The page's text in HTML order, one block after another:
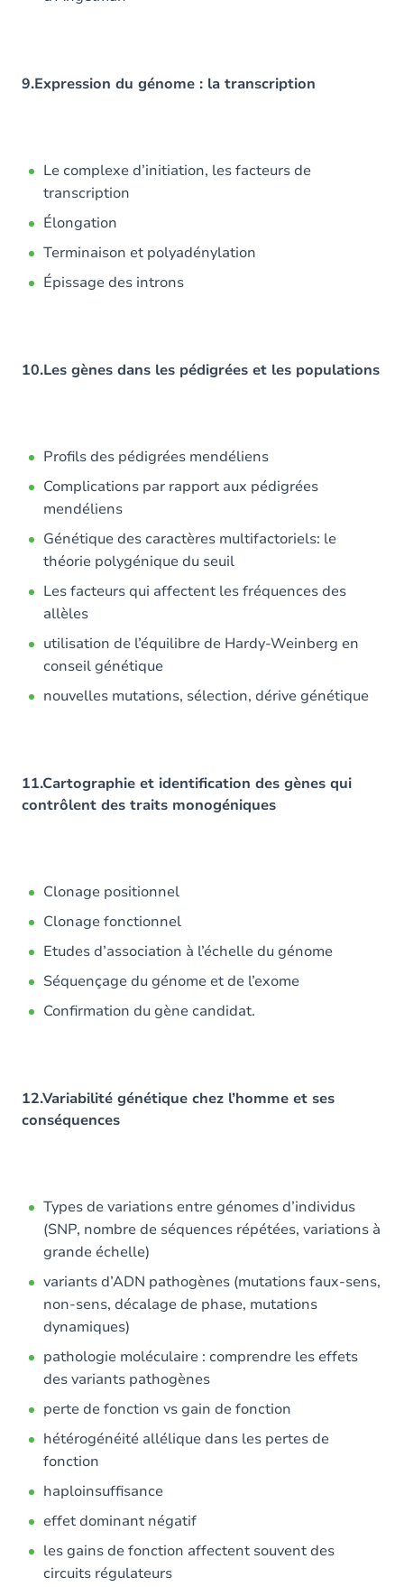
9.Expression du génome : la transcription
Le complexe d’initiation, les facteurs de
transcription
Élongation
Terminaison et polyadénylation
Épissage des introns
10.Les gènes dans les pédigrées et les populations
Profils des pédigrées mendéliens
Complications par rapport aux pédigrées
mendéliens
Génétique des caractères multifactoriels: le
théorie polygénique du seuil
Les facteurs qui affectent les fréquences des
allèles
utilisation de l’équilibre de Hardy-Weinberg en
conseil génétique
nouvelles mutations, sélection, dérive génétique
11.Cartographie et identification des gènes qui
contrôlent des traits monogéniques
Clonage positionnel
Clonage fonctionnel
Etudes d’association à l’échelle du génome
Séquençage du génome et de l’exome
Confirmation du gène candidat.
12.Variabilité génétique chez l’homme et ses
conséquences
Types de variations entre génomes d’individus
(SNP, nombre de séquences répétées, variations à
grande échelle)
variants d’ADN pathogènes (mutations faux-sens,
non-sens, décalage de phase, mutations
dynamiques)
pathologie moléculaire : comprendre les effets
des variants pathogènes
perte de fonction vs gain de fonction
hétérogénéité allélique dans les pertes de
fonction
haploinsuffisance
effet dominant négatif
les gains de fonction affectent souvent des
circuits régulateurs